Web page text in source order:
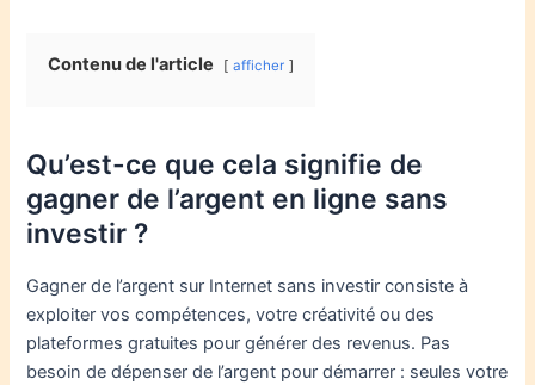
Contenu de l'article afficher
Qu’est-ce que cela signifie de
gagner de l’argent en ligne sans
investir ?
Gagner de l’argent sur Internet sans investir consiste à
exploiter vos compétences, votre créativité ou des
plateformes gratuites pour générer des revenus. Pas
besoin de dépenser de l’argent pour démarrer : seules votre